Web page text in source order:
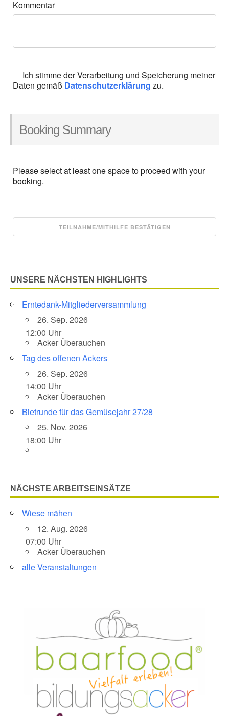
Kommentar
Ich stimme der Verarbeitung und Speicherung meiner
Daten gemäß Datenschutzerklärung zu.
Booking Summary
Please select at least one space to proceed with your
booking.
UNSERE NÄCHSTEN HIGHLIGHTS
Erntedank-Mitgliederversammlung
26. Sep. 2026
12:00 Uhr
Acker Überauchen
Tag des offenen Ackers
26. Sep. 2026
14:00 Uhr
Acker Überauchen
Bietrunde für das Gemüsejahr 27/28
25. Nov. 2026
18:00 Uhr
NÄCHSTE ARBEITSEINSÄTZE
Wiese mähen
12. Aug. 2026
07:00 Uhr
Acker Überauchen
alle Veranstaltungen